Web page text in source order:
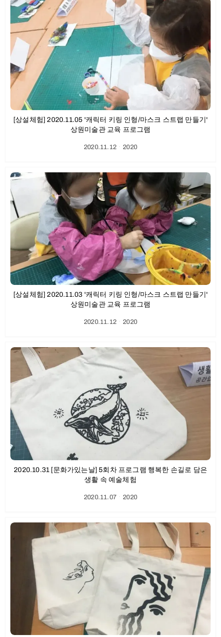
[상설체험] 2020.11.05 '캐릭터 키링 인형/마스크 스트랩 만들기'
상원미술관 교육 프로그램
2020.11.12ㆍ2020
[상설체험] 2020.11.03 '캐릭터 키링 인형/마스크 스트랩 만들기'
상원미술관 교육 프로그램
2020.11.12ㆍ2020
2020.10.31 [문화가있는날] 5회차 프로그램 행복한 손길로 담은
생활 속 예술체험
2020.11.07ㆍ2020